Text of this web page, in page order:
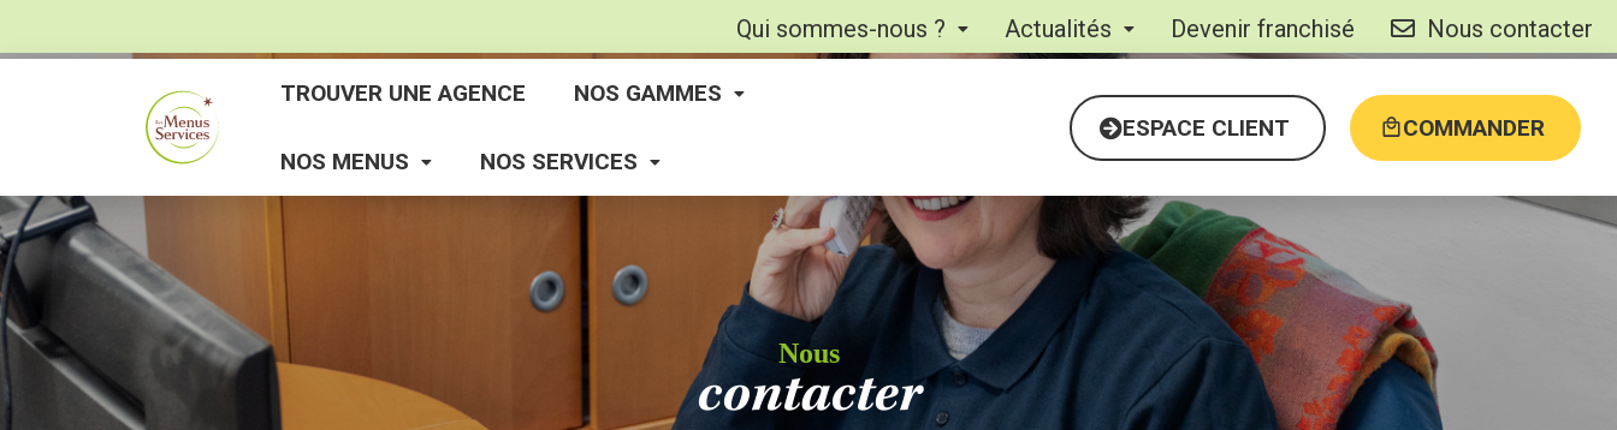
Qui sommes-nous ? Actualités Devenir franchisé Nous contacter
TROUVER UNE AGENCE NOS GAMMES
NOS MENUS NOS SERVICES
ESPACE CLIENT COMMANDER
Nous
contacter